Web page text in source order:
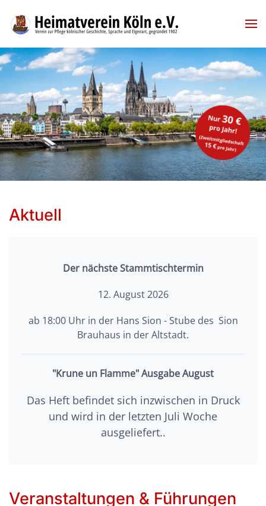
Skip to main content
Aktuell
Der nächste Stammtischtermin
12. August 2026
ab 18:00 Uhr in der Hans Sion - Stube des Sion
Brauhaus in der Altstadt.
"Krune un Flamme" Ausgabe August
Das Heft befindet sich inzwischen in Druck
und wird in der letzten Juli Woche
ausgeliefert..
Veranstaltungen & Führungen